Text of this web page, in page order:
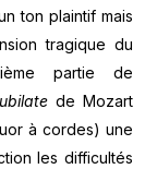
ton plaintif mais
tragique du
partie de
de Mozart
à cordes) une
les difficultés